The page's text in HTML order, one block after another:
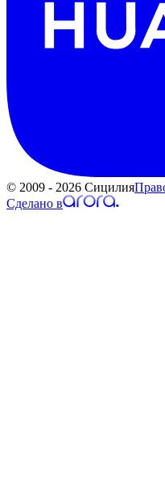
© 2009 - 2026 Сицилия
Сделано в